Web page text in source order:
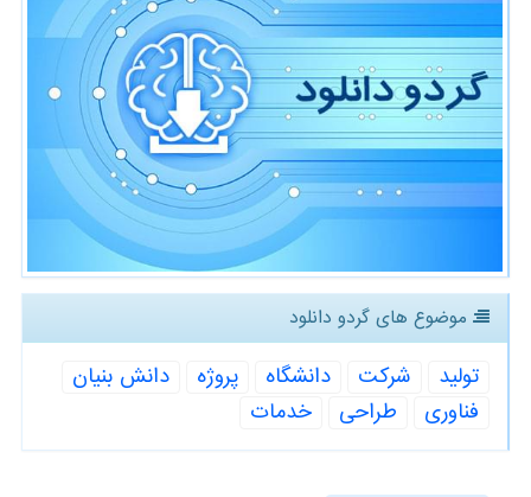
موضوع های گردو دانلود
تولید شركت دانشگاه پروژه
دانش بنیان
فناوری
طراحی خدمات